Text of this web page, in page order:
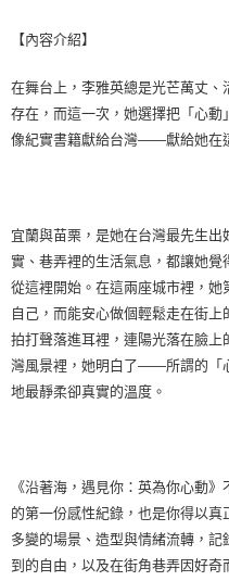
【內容介紹】
在舞台上，李雅英總是光芒萬丈
存在，而這一次，她選擇把「心
像紀實書籍獻給台灣——獻給她在
宜蘭與苗栗，是她在台灣最先生
實、巷弄裡的生活氣息，都讓她
從這裡開始。在這兩座城市裡，
自己，而能安心做個輕鬆走在街
拍打聲落進耳裡，連陽光落在臉
灣風景裡，她明白了——所謂的「
地最靜柔卻真實的溫度。
《沿著海，遇見你：英為你心動
的第一份感性紀錄，也是你得以
多變的場景、造型與情緒流轉，
到的自由，以及在街角巷弄因好